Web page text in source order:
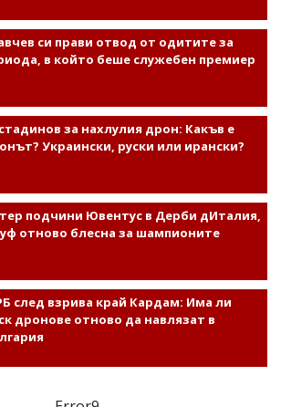
си прави отвод от одитите за
в който беше служебен премиер
за нахлулия дрон: Какъв е
Украински, руски или ирански?
подчини Ювентус в Дерби дИталия,
отново блесна за шампионите
след взрива край Кардам: Има ли
дронове отново да навлязат в